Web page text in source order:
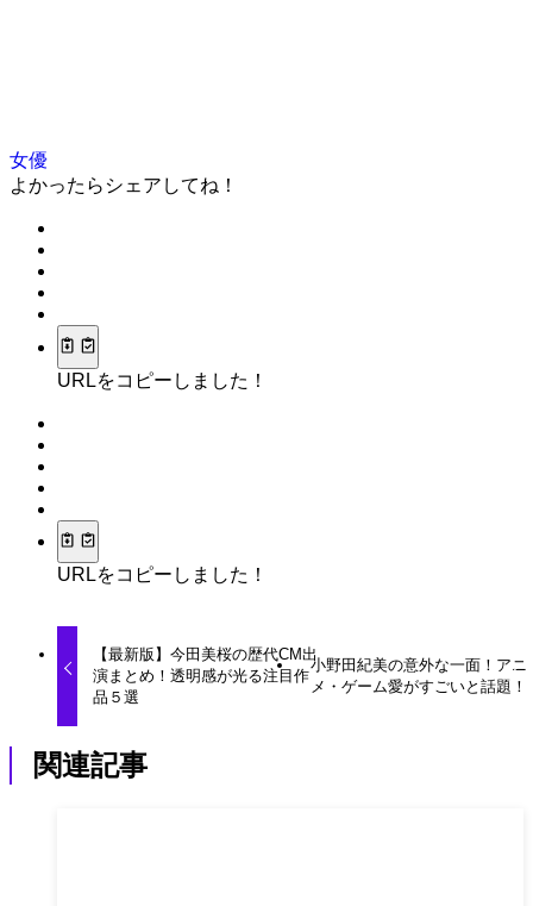
女優
よかったらシェアしてね！
URLをコピーしました！
URLをコピーしました！
【最新版】今田美桜の歴代CM出
演まとめ！透明感が光る注目作
品５選
小野田紀美の意外な一面！アニ
メ・ゲーム愛がすごいと話題！
関連記事